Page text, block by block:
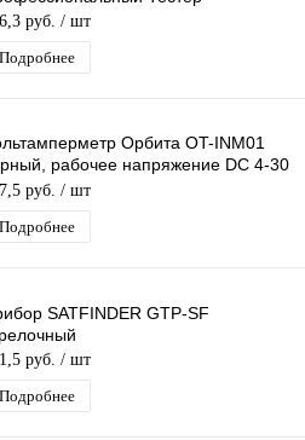
руб. / шт
Подробнее
Орбита OT-INM01
рабочее напряжение DC 4-30
руб. / шт
Подробнее
SATFINDER GTP-SF
руб. / шт
Подробнее